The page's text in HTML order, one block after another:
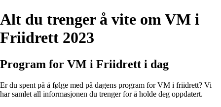
Alt du trenger å vite om VM i
Friidrett 2023
Program for VM i Friidrett i dag
Er du spent på å følge med på dagens program for VM i friidrett? Vi
har samlet all informasjonen du trenger for å holde deg oppdatert.